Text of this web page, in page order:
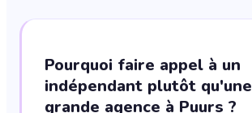
Pourquoi faire appel à un
indépendant plutôt qu'une
grande agence à Puurs ?